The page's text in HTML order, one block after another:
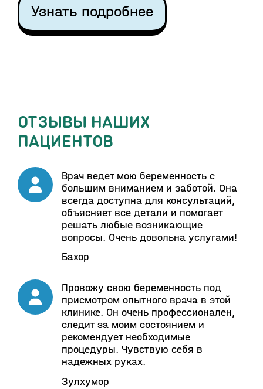
Узнать подробнее
ОТЗЫВЫ НАШИХ
ПАЦИЕНТОВ
Врач ведет мою беременность с
большим вниманием и заботой. Она
всегда доступна для консультаций,
объясняет все детали и помогает
решать любые возникающие
вопросы. Очень довольна услугами!
Бахор
Провожу свою беременность под
присмотром опытного врача в этой
клинике. Он очень профессионален,
следит за моим состоянием и
рекомендует необходимые
процедуры. Чувствую себя в
надежных руках.
Зулхумор